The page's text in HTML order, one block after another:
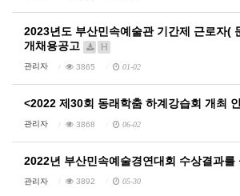
2023년도 부산민속예술관 기간제 근로자(
개채용공고
H
관리자 3865 01-02
<2022 제30회 동래학춤 하계강습회 개최
관리자 3868 06-02
2022년 부산민속예술경연대회 수상결과를
관리자 3892 05-30